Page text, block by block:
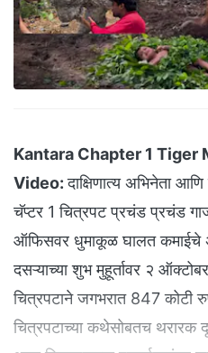
Kantara Chapter 1 Tiger
Video:दाक्षिणात्य अभिनेता
चॅप्टर 1 चित्रपट प्रचंड प्रचंड
ऑफिसवर धुमाकूळ घालत कमाईचे
दसऱ्याच्या शुभ मुहूर्तावर २
चित्रपटाने जगभरात 847 कोटी
चित्रपटाच्या कथेसोबतच थरारक